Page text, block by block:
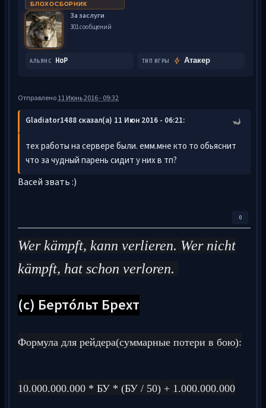
БЛОХОСБОРНИК
За заслуги
301 сообщений
АЛЬЯНС HoP ТИП ИГРЫ Атакер
Отправлено11 Июнь 2016 - 09:32
Gladiator1488 сказал(а) 11 Июн 2016 - 06:21:
тех работы на сервере были. емм.мне кто то обьяснит
что за чудный парень сидит у них в тп?
Васей звать :)
0
Wer kämpft, kann verlieren. Wer nicht
kämpft, hat schon verloren.
(с) Берто́льт Брехт
Формула для рейдера(суммарные потери в бою):
10.000.000.000 * БУ * (БУ / 50) + 1.000.000.000